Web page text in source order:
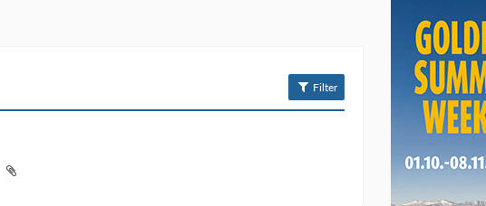
Filter